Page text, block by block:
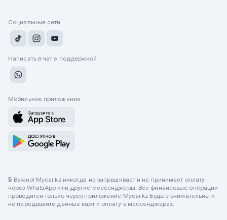
Социальные сети
Написать в чат с поддержкой
Мобильное приложение
🔒 Важно! Mycar.kz никогда не запрашивает и не принимает оплату
через WhatsApp или другие мессенджеры. Все финансовые операции
проводятся только через приложение Mycar.kz Будьте внимательны и
не передавайте данные карт и оплату в мессенджерах.